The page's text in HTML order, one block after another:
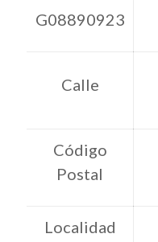
G08890923
Calle
Código
Postal
Localidad